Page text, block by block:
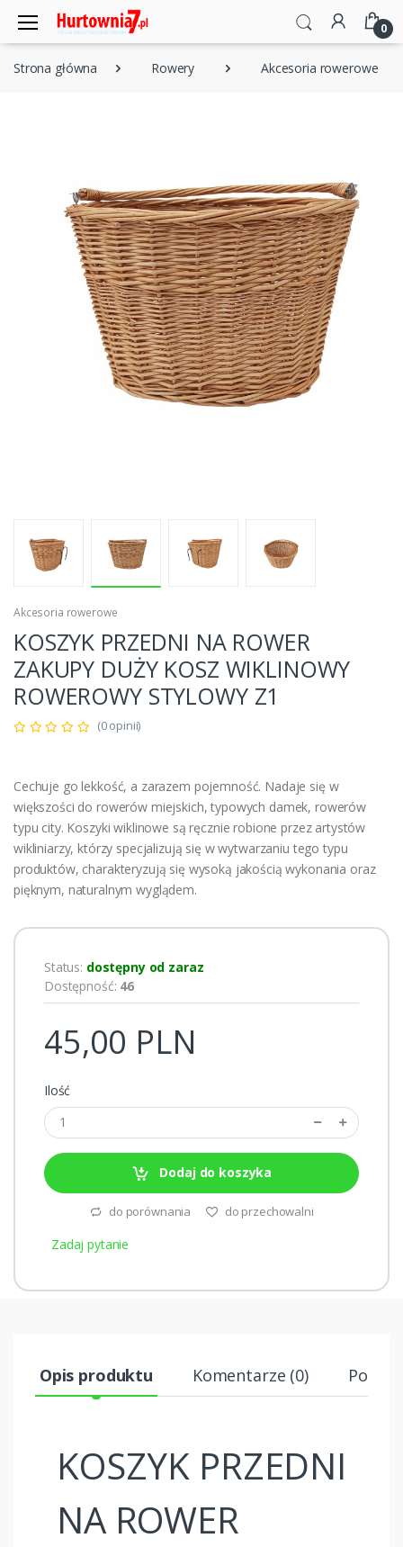
0
Strona główna Rowery Akcesoria rowerowe
Akcesoria rowerowe
KOSZYK PRZEDNI NA ROWER
ZAKUPY DUŻY KOSZ WIKLINOWY
ROWEROWY STYLOWY Z1
(0 opinii)
Cechuje go lekkość, a zarazem pojemność. Nadaje się w
większości do rowerów miejskich, typowych damek, rowerów
typu city. Koszyki wiklinowe są ręcznie robione przez artystów
wikliniarzy, którzy specjalizują się w wytwarzaniu tego typu
produktów, charakteryzują się wysoką jakością wykonania oraz
pięknym, naturalnym wyglądem.
Status: dostępny od zaraz
Dostępność: 46
45,00 PLN
Ilość
Dodaj do koszyka
do porównania do przechowalni
Zadaj pytanie
Opis produktu Komentarze (0)
KOSZYK PRZEDNI
NA ROWER